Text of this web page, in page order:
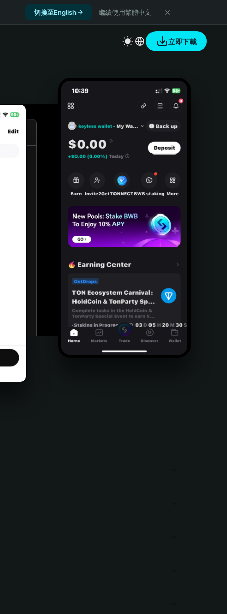
切換至English 繼續使用繁體中文
立即下載